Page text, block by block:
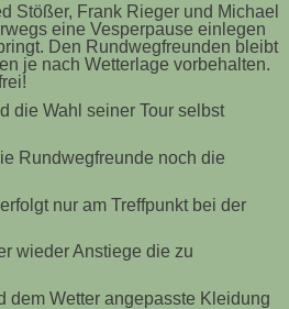
Stößer, Frank Rieger und Michael
eine Vesperpause einlegen
Den Rundwegfreunden bleibt
je nach Wetterlage vorbehalten.
die Wahl seiner Tour selbst
Rundwegfreunde noch die
nur am Treffpunkt bei der
wieder Anstiege die zu
dem Wetter angepasste Kleidung